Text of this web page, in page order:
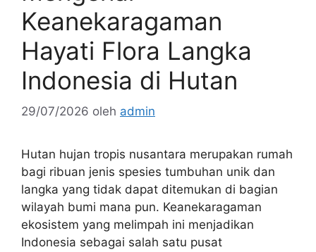
Keanekaragaman
Hayati Flora Langka
Indonesia di Hutan
29/07/2026 oleh admin
Hutan hujan tropis nusantara merupakan rumah
bagi ribuan jenis spesies tumbuhan unik dan
langka yang tidak dapat ditemukan di bagian
wilayah bumi mana pun. Keanekaragaman
ekosistem yang melimpah ini menjadikan
Indonesia sebagai salah satu pusat